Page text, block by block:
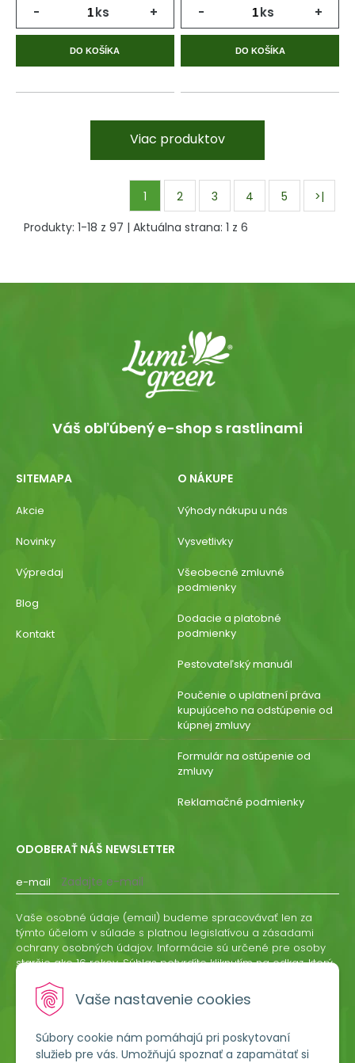
Vaše nastavenie cookies
Súbory cookie nám pomáhajú pri poskytovaní
služieb pre vás. Umožňujú spoznať a zapamätať si
- ks +
DO KOŠÍKA
- ks +
DO KOŠÍKA
Viac produktov
1 2 3 4 5
>|
Produkty: 1-18 z 97 | Aktuálna strana: 1 z 6
Váš obľúbený e-shop s rastlinami
SITEMAPA
Akcie
Novinky
Výpredaj
Blog
Kontakt
O NÁKUPE
Výhody nákupu u nás
Vysvetlivky
Všeobecné zmluvné
podmienky
Dodacie a platobné
podmienky
Pestovateľský manuál
Poučenie o uplatnení práva
kupujúceho na odstúpenie od
kúpnej zmluvy
Formulár na ostúpenie od
zmluvy
Reklamačné podmienky
ODOBERAŤ NÁŠ NEWSLETTER
e-mail
ODOBERAŤ
Vaše osobné údaje (email) budeme spracovávať len za
týmto účelom v súlade s platnou legislatívou a zásadami
ochrany osobných údajov. Informácie sú určené pre osoby
staršie ako 16 rokov. Súhlas potvrdíte kliknutím na odkaz, ktorý
odvolať písomne, emailom alebo kliknutím na odkaz z
ktoréhokoľvek informačného emailu.